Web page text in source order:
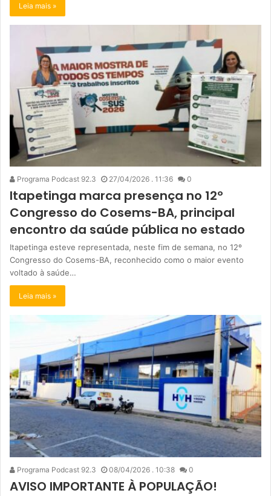
Leia mais »
Programa Podcast 92.3 27/04/2026 . 11:36 0
Itapetinga marca presença no 12º
Congresso do Cosems-BA, principal
encontro da saúde pública no estado
Itapetinga esteve representada, neste fim de semana, no 12º
Congresso do Cosems-BA, reconhecido como o maior evento
voltado à saúde…
Leia mais »
Programa Podcast 92.3 08/04/2026 . 10:38 0
AVISO IMPORTANTE À POPULAÇÃO!